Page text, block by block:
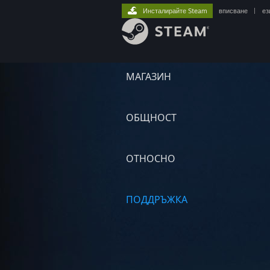
МАГАЗИН
ОБЩНОСТ
ОТНОСНО
ПОДДРЪЖКА
Инсталирайте Steam вписване